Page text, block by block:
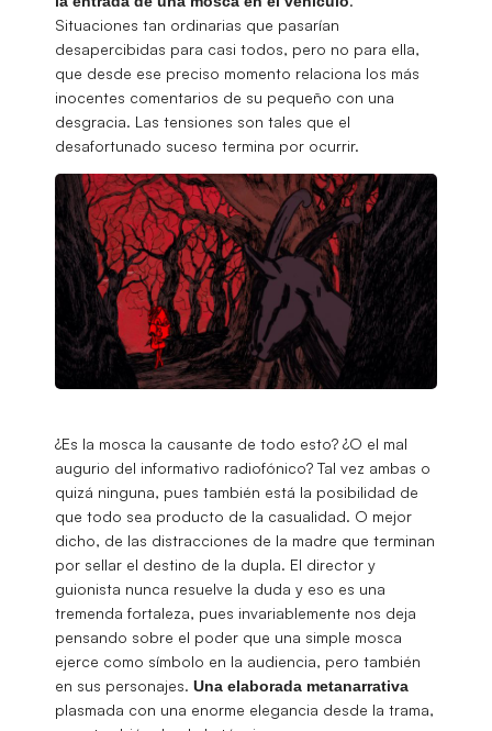
Situaciones tan ordinarias que pasarían
desapercibidas para casi todos, pero no para ella,
que desde ese preciso momento relaciona los más
inocentes comentarios de su pequeño con una
desgracia. Las tensiones son tales que el
desafortunado suceso termina por ocurrir.
¿Es la mosca la causante de todo esto? ¿O el mal
augurio del informativo radiofónico? Tal vez ambas o
quizá ninguna, pues también está la posibilidad de
que todo sea producto de la casualidad. O mejor
dicho, de las distracciones de la madre que terminan
por sellar el destino de la dupla. El director y
guionista nunca resuelve la duda y eso es una
tremenda fortaleza, pues invariablemente nos deja
pensando sobre el poder que una simple mosca
ejerce como símbolo en la audiencia, pero también
en sus personajes. Una elaborada metanarrativa
plasmada con una enorme elegancia desde la trama,